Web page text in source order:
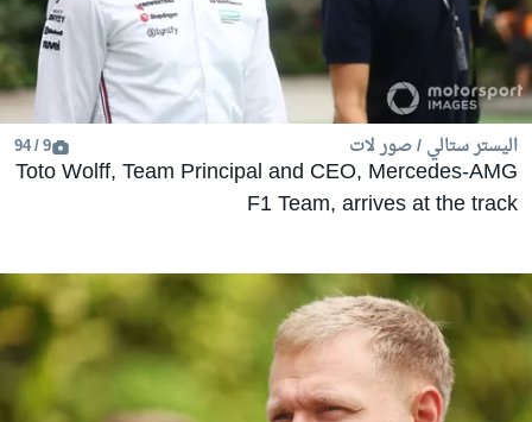
اليستر ستالي / صور لات 9 / 94
Toto Wolff, Team Principal and CEO, Mercedes-AMG
F1 Team, arrives at the track